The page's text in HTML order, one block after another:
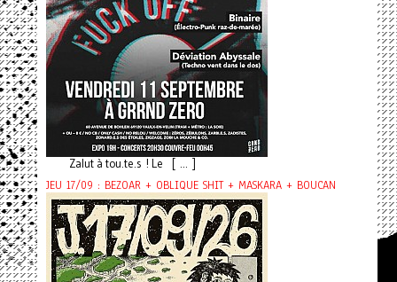
Zalut à tou.te.s ! Le [ ... ]
JEU 17/09 : BEZOAR + OBLIQUE SHIT + MASKARA + BOUCAN